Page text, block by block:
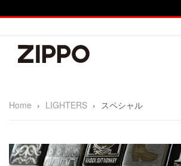
Home › LIGHTERS › スペシャル